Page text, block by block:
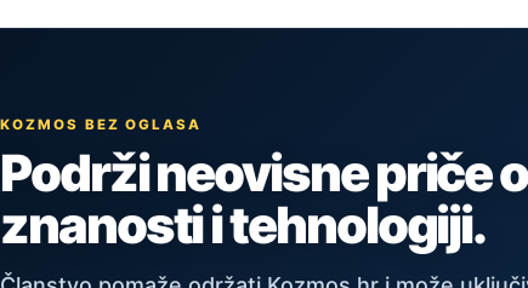
KOZMOS BEZ OGLASA
Podrži neovisne priče
znanosti i tehnologiji.